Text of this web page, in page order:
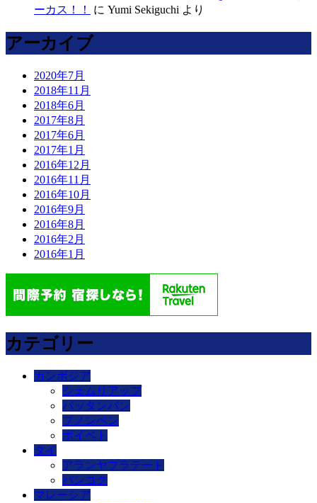
ーカス！！
に Yumi Sekiguchi より
アーカイブ
2020年7月
2018年11月
2018年6月
2017年8月
2017年6月
2017年1月
2016年12月
2016年11月
2016年10月
2016年9月
2016年8月
2016年2月
2016年1月
カテゴリー
カンボジア
シェムリアップ
バッタンバン
プノンペン
ポイペト
タイ
アランヤプラテート
バンコク
マレーシア